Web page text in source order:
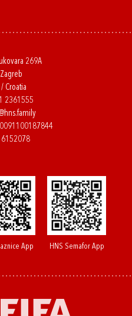
269A
Croatia
2361555
App HNS Semafor App